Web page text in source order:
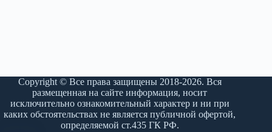
Copyright © Все права защищены 2018-2026. Вся
размещенная на сайте информация, носит
исключительно ознакомительный характер и ни при
каких обстоятельствах не является публичной офертой,
определяемой ст.435 ГК РФ.